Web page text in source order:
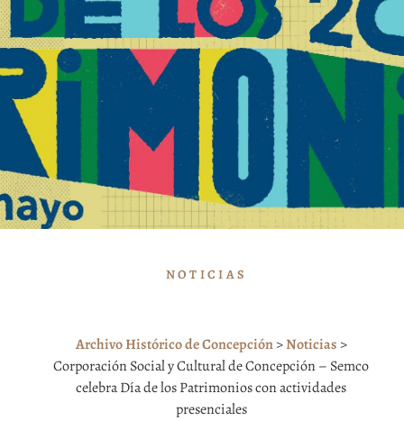
NOTICIAS
Archivo Histórico de Concepción>Noticias >
Corporación Social y Cultural de Concepción – Semco
celebra Día de los Patrimonios con actividades
presenciales